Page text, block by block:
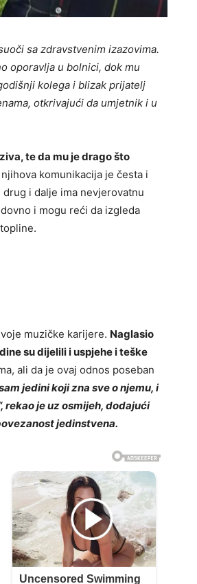
sa zdravstvenim izazovima.
oporavlja u bolnici, dok mu
kolega i blizak prijatelj
otkrivajući da umjetnik i u
te da mu je drago što
komunikacija je česta i
i dalje ima nevjerovatnu
i mogu reći da izgleda
muzičke karijere. Naglasio
su dijelili i uspjehe i teške
ali da je ovaj odnos poseban
jedini koji zna sve o njemu, i
rekao je uz osmijeh, dodajući
jedinstvena.